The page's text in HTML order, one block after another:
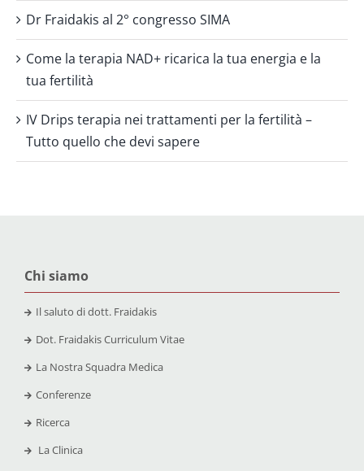
Dr Fraidakis al 2° congresso SIMA
Come la terapia NAD+ ricarica la tua energia e la
tua fertilità
IV Drips terapia nei trattamenti per la fertilità –
Tutto quello che devi sapere
Chi siamo
Il saluto di dott. Fraidakis
Dot. Fraidakis Curriculum Vitae
La Nostra Squadra Medica
Conferenze
Ricerca
La Clinica